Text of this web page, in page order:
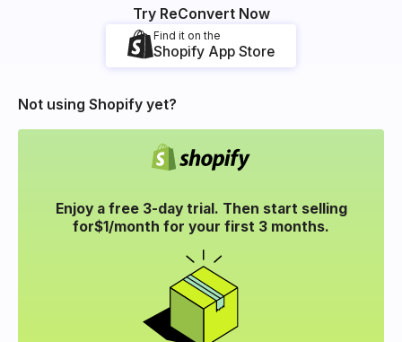
Try ReConvert Now
Find it on the
Shopify App Store
Not using Shopify yet?
Enjoy a free 3-day trial. Then start selling
for$1/month for your first 3 months.